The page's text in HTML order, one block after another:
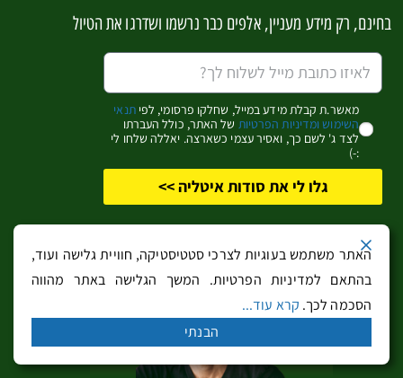
מחוז לומברדיה
לאגו מאג'ורה
טורינו
רומא וטוסקנה
רומא
פירנצה
טוסקנה
אומבריה ואסיזי
מחוז ליגוריה
האתר משתמש בעוגיות לצרכי סטטיסטיקה, חוויית גלישה ועוד,
בהתאם למדיניות הפרטיות. המשך הגלישה באתר מהווה
הסכמה לכך. קרא עוד...
הבנתי
בחינם, רק מידע מעניין, אלפים כבר נרשמו ושדרגו את הטיול
מאשר.ת קבלת מידע במייל, שחלקו פרסומי, לפיתנאי
השימוש ומדיניות הפרטיות של האתר, כולל העברתו
לצד ג' לשם כך, ואסיר עצמי כשארצה. יאללה שלחו לי
:-)
גלו לי את סודות איטליה >>